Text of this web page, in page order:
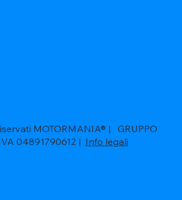
MOTORMANIA® | GRUPPO
04891790612 | Info legali